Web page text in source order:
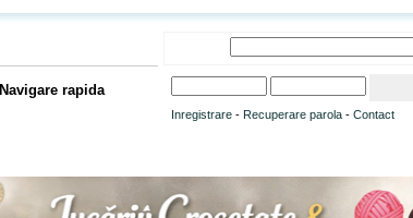
Navigare rapida
Inregistrare - Recuperare parola - Contact